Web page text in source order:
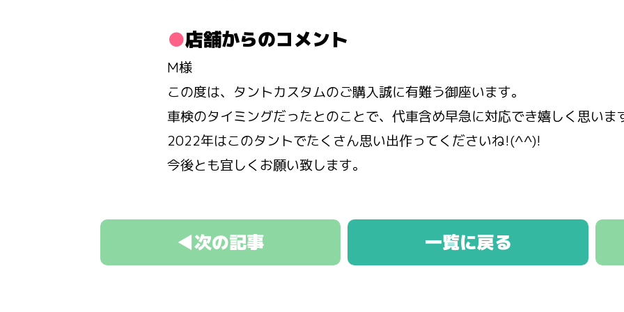
店舗からのコメント
M様
この度は、タントカスタムのご購入誠に有難う御座います。
車検のタイミングだったとのことで、代車含め早急に対応でき嬉しく思いま
2022年はこのタントでたくさん思い出作ってくださいね!(^^)!
今後とも宜しくお願い致します。
◀次の記事 一覧に戻る